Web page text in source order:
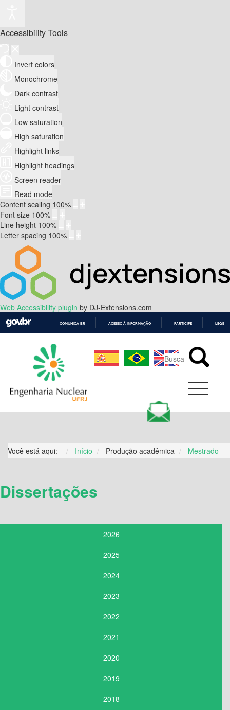
Accessibility Tools
Invert colors
Monochrome
Dark contrast
Light contrast
Low saturation
High saturation
Highlight links
Highlight headings
Screen reader
Read mode
Content scaling 100%
Font size 100%
Line height 100%
Letter spacing 100%
Web Accessibility plugin by DJ-Extensions.com
CONTEÚDO
COMUNICA BR ACESSO À INFORMAÇÃO PARTICIPE
Você está aqui: Início Produção acadêmica Mestrado
Dissertações
2026
2025
2024
2023
2022
2021
2020
2019
2018